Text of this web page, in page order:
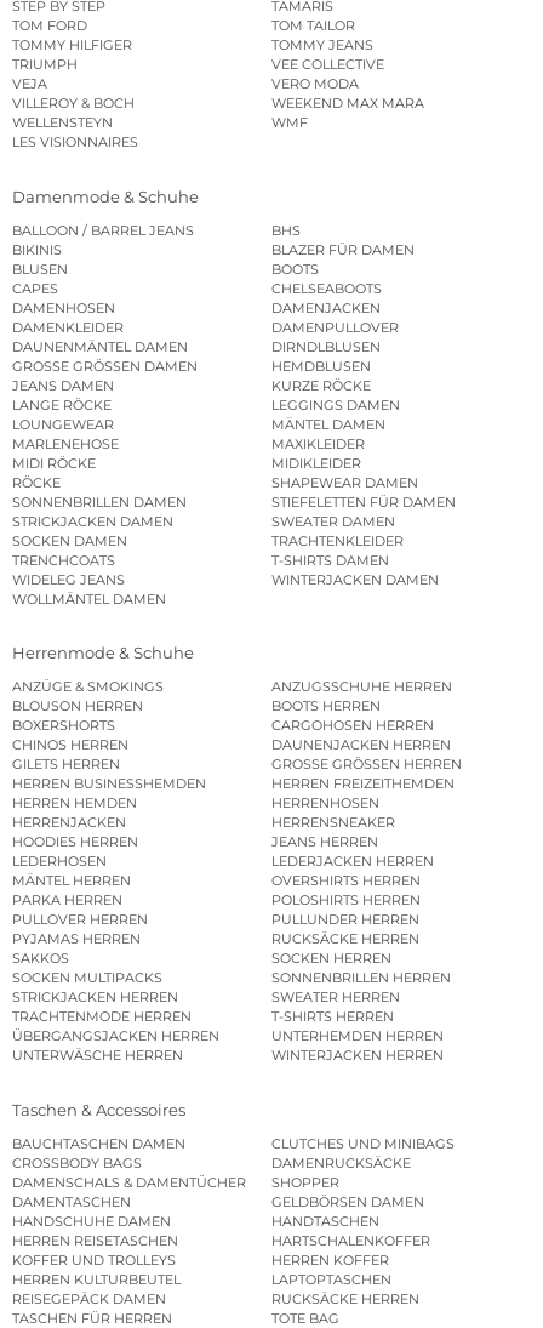
STEP BY STEP
TAMARIS
TOM FORD
TOM TAILOR
TOMMY HILFIGER
TOMMY JEANS
TRIUMPH
VEE COLLECTIVE
VEJA
VERO MODA
VILLEROY & BOCH
WEEKEND MAX MARA
WELLENSTEYN
WMF
LES VISIONNAIRES
Damenmode & Schuhe
BALLOON / BARREL JEANS
BHS
BIKINIS
BLAZER FÜR DAMEN
BLUSEN
BOOTS
CAPES
CHELSEABOOTS
DAMENHOSEN
DAMENJACKEN
DAMENKLEIDER
DAMENPULLOVER
DAUNENMÄNTEL DAMEN
DIRNDLBLUSEN
GROSSE GRÖSSEN DAMEN
HEMDBLUSEN
JEANS DAMEN
KURZE RÖCKE
LANGE RÖCKE
LEGGINGS DAMEN
LOUNGEWEAR
MÄNTEL DAMEN
MARLENEHOSE
MAXIKLEIDER
MIDI RÖCKE
MIDIKLEIDER
RÖCKE
SHAPEWEAR DAMEN
SONNENBRILLEN DAMEN
STIEFELETTEN FÜR DAMEN
STRICKJACKEN DAMEN
SWEATER DAMEN
SOCKEN DAMEN
TRACHTENKLEIDER
TRENCHCOATS
T-SHIRTS DAMEN
WIDELEG JEANS
WINTERJACKEN DAMEN
WOLLMÄNTEL DAMEN
Herrenmode & Schuhe
ANZÜGE & SMOKINGS
ANZUGSSCHUHE HERREN
BLOUSON HERREN
BOOTS HERREN
BOXERSHORTS
CARGOHOSEN HERREN
CHINOS HERREN
DAUNENJACKEN HERREN
GILETS HERREN
GROSSE GRÖSSEN HERREN
HERREN BUSINESSHEMDEN
HERREN FREIZEITHEMDEN
HERREN HEMDEN
HERRENHOSEN
HERRENJACKEN
HERRENSNEAKER
HOODIES HERREN
JEANS HERREN
LEDERHOSEN
LEDERJACKEN HERREN
MÄNTEL HERREN
OVERSHIRTS HERREN
PARKA HERREN
POLOSHIRTS HERREN
PULLOVER HERREN
PULLUNDER HERREN
PYJAMAS HERREN
RUCKSÄCKE HERREN
SAKKOS
SOCKEN HERREN
SOCKEN MULTIPACKS
SONNENBRILLEN HERREN
STRICKJACKEN HERREN
SWEATER HERREN
TRACHTENMODE HERREN
T-SHIRTS HERREN
ÜBERGANGSJACKEN HERREN
UNTERHEMDEN HERREN
UNTERWÄSCHE HERREN
WINTERJACKEN HERREN
Taschen & Accessoires
BAUCHTASCHEN DAMEN
CLUTCHES UND MINIBAGS
CROSSBODY BAGS
DAMENRUCKSÄCKE
DAMENSCHALS & DAMENTÜCHER
SHOPPER
DAMENTASCHEN
GELDBÖRSEN DAMEN
HANDSCHUHE DAMEN
HANDTASCHEN
HERREN REISETASCHEN
HARTSCHALENKOFFER
KOFFER UND TROLLEYS
HERREN KOFFER
HERREN KULTURBEUTEL
LAPTOPTASCHEN
REISEGEPÄCK DAMEN
RUCKSÄCKE HERREN
TASCHEN FÜR HERREN
TOTE BAG